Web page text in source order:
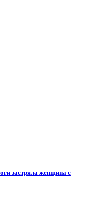
застряла женщина с